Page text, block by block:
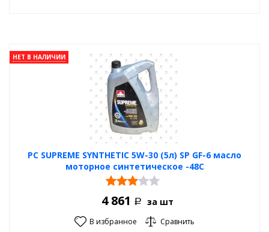
PC SUPREME SYNTHETIC 5W-30 (5л) SP GF-6 масло
моторное синтетическое -48С
НЕТ В НАЛИЧИИ
4 861 Р за шт
В избранное Сравнить